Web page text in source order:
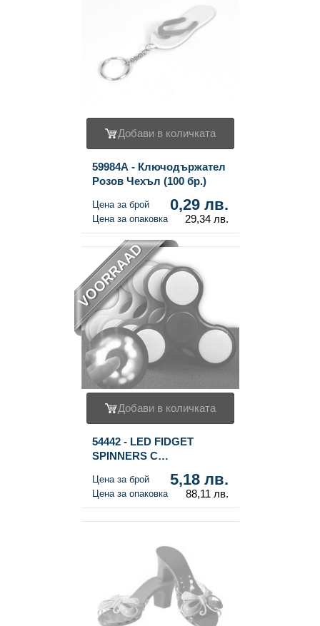
Добави в количката
59984A - Ключодържател
Розов Чехъл (100 бр.)
Цена за брой 0,29 лв.
Цена за опаковка 29,34 лв.
VOORRAAD
Добави в количката
54442 - LED FIDGET
SPINNERS С
2017*** (17 светлини)
Цена за брой 5,18 лв.
Цена за опаковка 88,11 лв.